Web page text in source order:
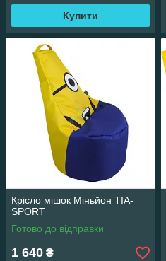
Купити
Крісло мішок Міньйон TIA-
SPORT
Готово до відправки
1 640 ₴